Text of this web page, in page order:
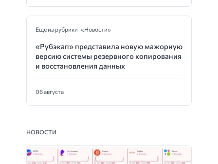
Еще из рубрики «Новости»
«Рубэкап» представила новую мажорную
версию системы резервного копирования
и восстановления данных
06 августа
НОВОСТИ